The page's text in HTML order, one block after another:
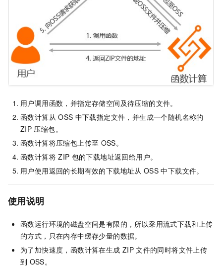
用户调用函数，并指定存储空间及待压缩的文件。
函数计算从 OSS 中下载指定文件，并生成一个随机名称的
ZIP 压缩包。
函数计算将压缩包上传至 OSS。
函数计算将 ZIP 包的下载地址返回给用户。
用户使用返回的长期有效的下载地址从 OSS 中下载文件。
使用说明
函数运行环境的磁盘空间是有限的，所以采用流式下载和上传
的方式，只在内存中缓存少量的数据。
为了加快速度，函数计算在生成 ZIP 文件的同时将文件上传
到 OSS。